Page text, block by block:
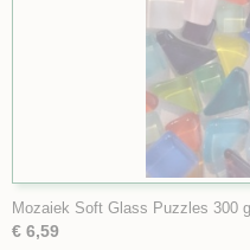
Mozaiek Soft Glass Puzzles 300
€ 6,59